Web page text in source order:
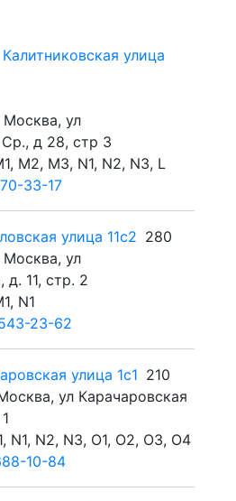
улица
Москва, ул
д 28, стр 3
M2, M3, N1, N2, N3, L
33-17
улица 11с2 280
Москва, ул
д. 11, стр. 2
N1
23-62
улица 1с1 210
ул Карачаровская
N1, N2, N3, O1, O2, O3, O4
10-84